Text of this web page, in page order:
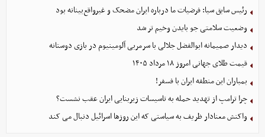
رئیس سابق سیا: فرضیات ما درباره ایران مضحک و غیرواقع‌بینانه بود
وضعیت سلامتی جو بایدن وخیم تر شد
دیدار صمیمانه ابوالفضل جلالی با سرمربی آلومینیوم در بازی دوستانه
قیمت طلای جهانی امروز ۱۸ مرداد ۱۴۰۵
بمباران این منطقه ایران با فسفر!
چرا ترامپ از تهدید حمله به تاسیسات زیربنایی ایران عقب نشست؟
واکنش معنادار ظریف به سیاستی که این روزها اسرائیل دنبال می کند